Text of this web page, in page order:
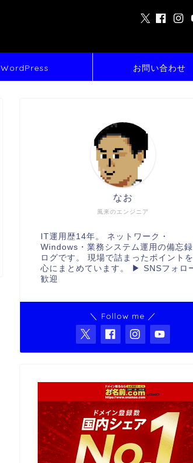
WordPress お問い合わせ
風来のエンジニア
なお
IT運用歴14年。 ネットワーク・
Windows・業務システム運用の備忘
ログです。 現場で詰まったポイント
心にまとめています。 ▶ SNSフォロ
歓迎
＼ Follow me ／